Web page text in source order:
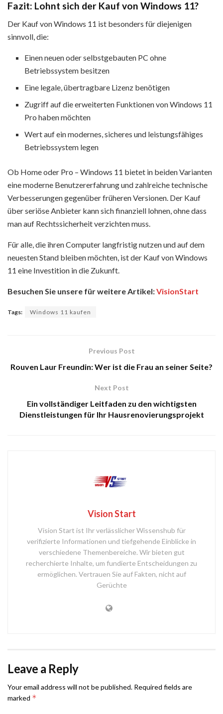
Fazit: Lohnt sich der Kauf von Windows 11?
Der Kauf von Windows 11 ist besonders für diejenigen
sinnvoll, die:
Einen neuen oder selbstgebauten PC ohne
Betriebssystem besitzen
Eine legale, übertragbare Lizenz benötigen
Zugriff auf die erweiterten Funktionen von Windows 11
Pro haben möchten
Wert auf ein modernes, sicheres und leistungsfähiges
Betriebssystem legen
Ob Home oder Pro – Windows 11 bietet in beiden Varianten
eine moderne Benutzererfahrung und zahlreiche technische
Verbesserungen gegenüber früheren Versionen. Der Kauf
über seriöse Anbieter kann sich finanziell lohnen, ohne dass
man auf Rechtssicherheit verzichten muss.
Für alle, die ihren Computer langfristig nutzen und auf dem
neuesten Stand bleiben möchten, ist der Kauf von Windows
11 eine Investition in die Zukunft.
Besuchen Sie unsere für weitere Artikel:VisionStart
Tags: Windows 11 kaufen
Previous Post
Rouven Laur Freundin: Wer ist die Frau an seiner Seite?
Next Post
Ein vollständiger Leitfaden zu den wichtigsten
Dienstleistungen für Ihr Hausrenovierungsprojekt
Vision Start
Vision Start ist Ihr verlässlicher Wissenshub für
verifizierte Informationen und tiefgehende Einblicke in
verschiedene Themenbereiche. Wir bieten gut
recherchierte Inhalte, um fundierte Entscheidungen zu
ermöglichen. Vertrauen Sie auf Fakten, nicht auf
Gerüchte
Leave a Reply
Your email address will not be published. Required fields are
marked *